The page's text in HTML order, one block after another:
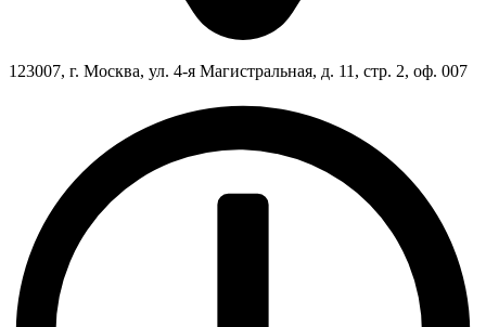
123007, г. Москва, ул. 4-я Магистральная, д. 11, стр. 2, оф. 007